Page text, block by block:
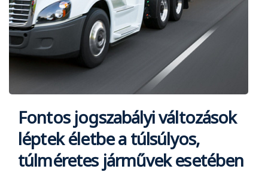
Fontos jogszabályi változások
léptek életbe a túlsúlyos,
túlméretes járművek esetében